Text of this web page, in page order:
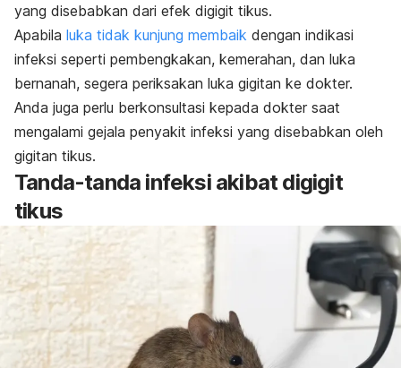
yang disebabkan dari efek digigit tikus.
Apabila luka tidak kunjung membaik dengan indikasi
infeksi seperti pembengkakan, kemerahan, dan luka
bernanah, segera periksakan luka gigitan ke dokter.
Anda juga perlu berkonsultasi kepada dokter saat
mengalami gejala penyakit infeksi yang disebabkan oleh
gigitan tikus.
Tanda-tanda infeksi akibat digigit
tikus